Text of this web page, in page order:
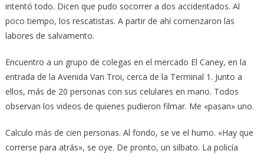
intentó todo. Dicen que pudo socorrer a dos accidentados. Al
poco tiempo, los rescatistas. A partir de ahí comenzaron las
labores de salvamento.
Encuentro a un grupo de colegas en el mercado El Caney, en la
entrada de la Avenida Van Troi, cerca de la Terminal 1. Junto a
ellos, más de 20 personas con sus celulares en mano. Todos
observan los videos de quienes pudieron filmar. Me «pasan» uno.
Calculo más de cien personas. Al fondo, se ve el humo. «Hay que
correrse para atrás», se oye. De pronto, un silbato. La policía